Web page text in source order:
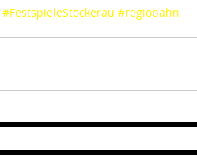
#FestspieleStockerau #regiobahn